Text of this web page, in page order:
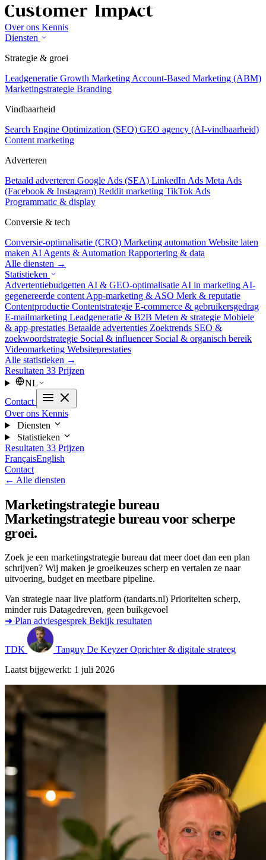
Over ons Kennis
Diensten
Strategie & groei
Leadgeneratie Growth Marketing Account-Based Marketing (ABM)
Marketingstrategie Branding
Vindbaarheid
Search Engine Optimization (SEO) GEO agency (AI-vindbaarheid)
Content marketing
Adverteren
Betaald adverteren Google Ads (SEA) LinkedIn Ads Meta Ads
(Facebook & Instagram) Reddit marketing TikTok Ads
Programmatic & display
Conversie & tech
Conversie-optimalisatie (CRO) Marketing automation Website laten
maken AI Agents & Automation Rapportering & data
Alle diensten →
Statistieken
Advertentiebudgetten AI & GEO-optimalisatie AI in marketing AI-
gegenereerde content App-marketing & ASO Merk & reputatie
Contentproductie Contentstrategie E-commerce & gebruikersgedrag
E-mailmarketing Leadgeneratie & B2B Meten & strategie Mobiele
& app-prestaties Betaalde advertenties Zoektrends SEO &
zoekwoordstrategie Social & influencer Social & organisch bereik
Videomarketing Websiteprestaties
Alle statistieken →
Resultaten 33 Prijzen
NL
Contact
Over ons Kennis
Diensten
Statistieken
Resultaten 33 Prijzen
FrançaisEnglish
Contact
← Alle diensten
Marketingstrategie bureau
Marketingstrategie bureau voor scherpe
groei.
Zoek je een marketingstrategie bureau dat meer doet dan een plan
schrijven? Wij maken je groeikeuzes scherp en vertalen ze naar
uitvoering, budget en meetbare pipeline.
Van strategie naar live platform (tandarts.nl) Prioriteiten scherp,
minder ruis Datagedreven, geen buikgevoel
➜ Plan adviesgesprek Bekijk resultaten
TDK Tanguy De Keyzer Oprichter & digitale strateeg
Laatst bijgewerkt: 1 juli 2026